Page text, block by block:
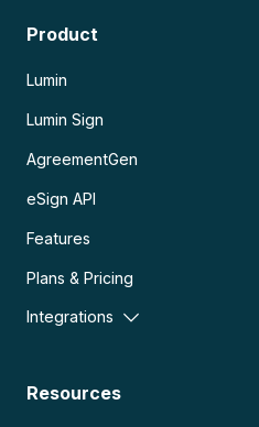
Product
Lumin
Lumin Sign
AgreementGen
eSign API
Features
Plans & Pricing
Integrations
Resources